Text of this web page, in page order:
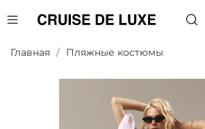
Главная Пляжные костюмы